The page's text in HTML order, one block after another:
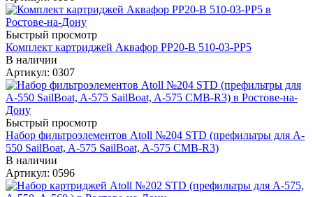
Быстрый просмотр
Комплект картриджей Аквафор РР20-В 510-03-РР5
В наличии
Артикул: 0307
Быстрый просмотр
Набор фильтроэлементов Аtoll №204 STD (префильтры для A-
550 SailBoat, A-575 SailBoat, A-575 CMB-R3)
В наличии
Артикул: 0596